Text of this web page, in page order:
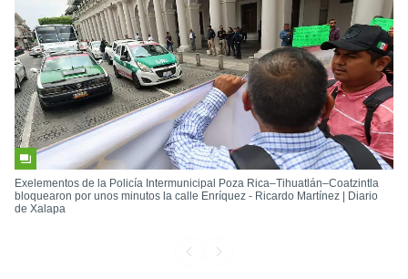
Exelementos de la Policía Intermunicipal Poza Rica–Tihuatlán–Coatzintla
bloquearon por unos minutos la calle Enríquez - Ricardo Martínez | Diario
de Xalapa